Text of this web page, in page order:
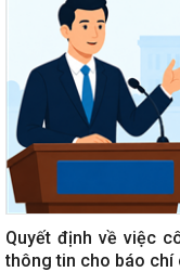
Quyết định về việc
thông tin cho báo chí